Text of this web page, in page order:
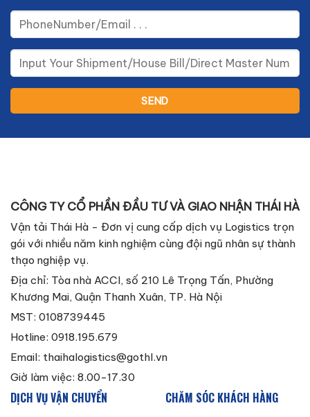
CÔNG TY CỔ PHẦN ĐẦU TƯ VÀ GIAO NHẬN THÁI HÀ
Vận tải Thái Hà - Đơn vị cung cấp dịch vụ Logistics trọn
gói với nhiều năm kinh nghiệm cùng đội ngũ nhân sự thành
thạo nghiệp vụ.
Địa chỉ: Tòa nhà ACCI, số 210 Lê Trọng Tấn, Phường
Khương Mai, Quận Thanh Xuân, TP. Hà Nội
MST: 0108739445
Hotline: 0918.195.679
Email: thaihalogistics@gothl.vn
Giờ làm việc: 8.00-17.30
DỊCH VỤ VẬN CHUYỂN CHĂM SÓC KHÁCH HÀNG